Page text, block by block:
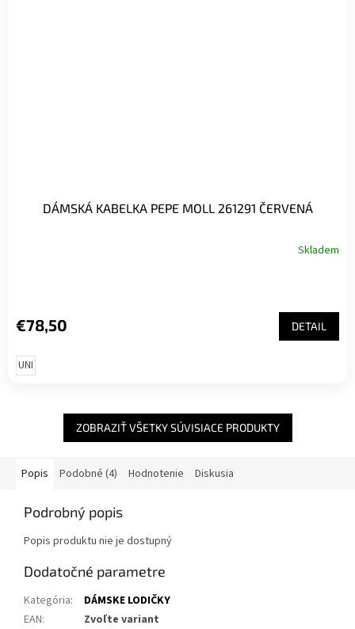
DÁMSKÁ KABELKA PEPE MOLL 261291 ČERVENÁ
Skladem
€78,50 DETAIL
UNI
ZOBRAZIŤ VŠETKY SÚVISIACE PRODUKTY
Popis Podobné (4) Hodnotenie Diskusia
Podrobný popis
Popis produktu nie je dostupný
Dodatočné parametre
Kategória:
DÁMSKE LODIČKY
EAN:
Zvoľte variant